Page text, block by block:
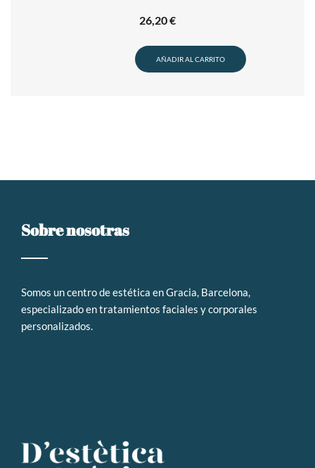
26,20€
AÑADIR AL CARRITO
Sobre nosotras
Somos uncentro de estética en Gracia, Barcelona,
especializado en tratamientos faciales y corporales
personalizados.